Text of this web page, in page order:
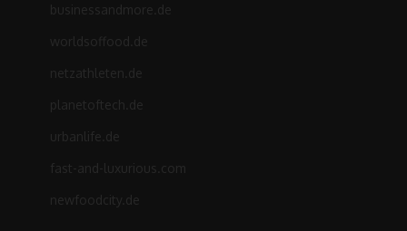
businessandmore.de
worldsoffood.de
netzathleten.de
planetoftech.de
urbanlife.de
fast-and-luxurious.com
newfoodcity.de